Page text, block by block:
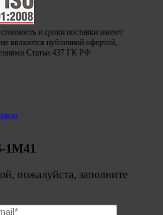
и сроки поставки имеют
являются публичной офертой,
Статьи 437 ГК РФ
1М41
пожалуйста, заполните